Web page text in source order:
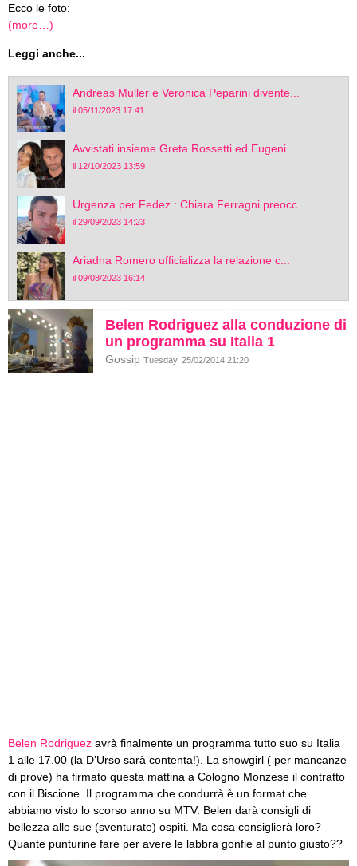
Ecco le foto:
(more…)
Leggi anche...
Andreas Muller e Veronica Peparini divente...
il 05/11/2023 17:41
Avvistati insieme Greta Rossetti ed Eugeni...
il 12/10/2023 13:59
Urgenza per Fedez : Chiara Ferragni preocc...
il 29/09/2023 14:23
Ariadna Romero ufficializza la relazione c...
il 09/08/2023 16:14
Belen Rodriguez alla conduzione di
un programma su Italia 1
Gossip Tuesday, 25/02/2014 21:20
Belen Rodriguez avrà finalmente un programma tutto suo su Italia
1 alle 17.00 (la D’Urso sarà contenta!). La showgirl ( per mancanze
di prove) ha firmato questa mattina a Cologno Monzese il contratto
con il Biscione. Il programma che condurrà è un format che
abbiamo visto lo scorso anno su MTV. Belen darà consigli di
bellezza alle sue (sventurate) ospiti. Ma cosa consiglierà loro?
Quante punturine fare per avere le labbra gonfie al punto giusto??